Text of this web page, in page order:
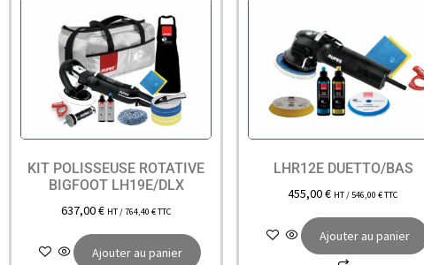
KIT POLISSEUSE ROTATIVE
BIGFOOT LH19E/DLX
637,00€ HT /764,40 €TTC
Ajouter au panier
LHR12E DUETTO/BAS
455,00€ HT /546,00€TTC
Ajouter au panier